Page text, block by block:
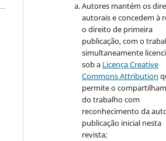
Autores mantém os
autorais e concedem à
o direito de primeira
publicação, com o
simultaneamente
sob a Licença Creative
Commons Attribution
permite o
do trabalho com
reconhecimento da
publicação inicial nesta
revista;